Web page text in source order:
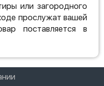
или загородного
прослужат вашей
поставляется в